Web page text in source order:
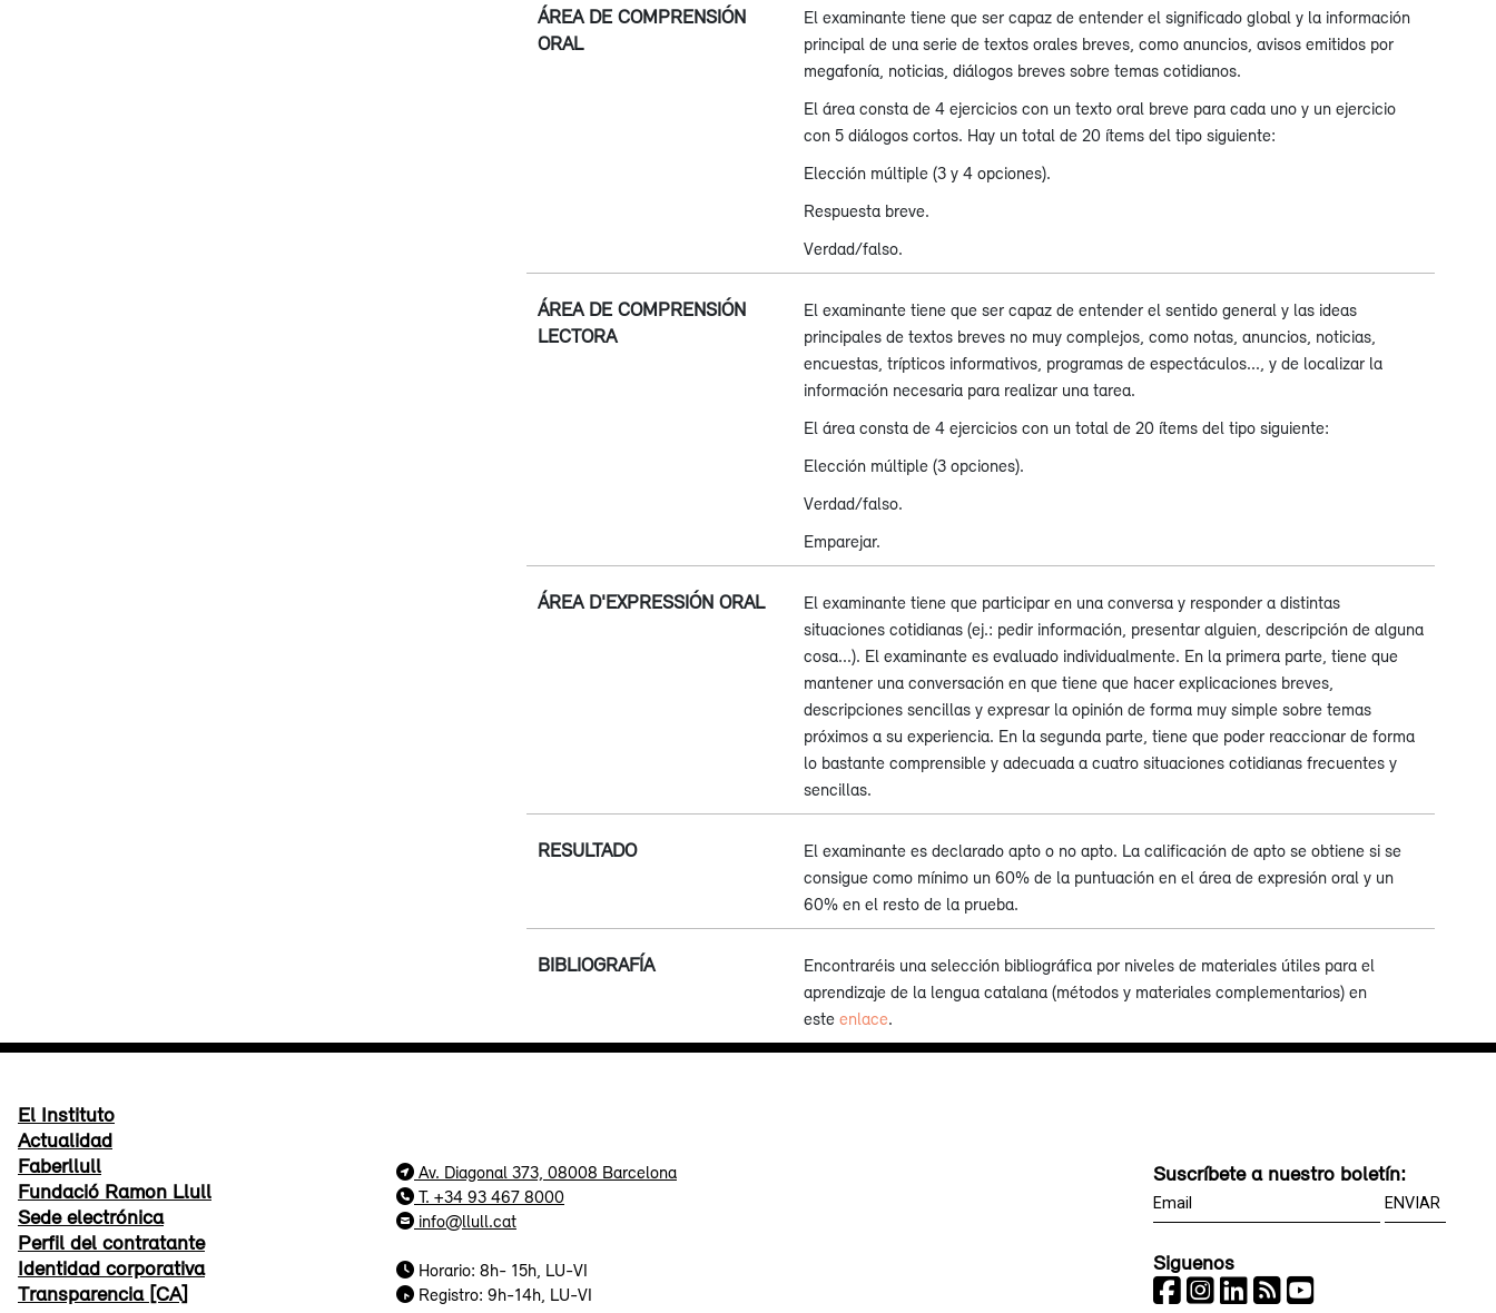
ÁREA DE COMPRENSIÓN
ORAL
El examinante tiene que ser capaz de entender el significado global y la información
principal de una serie de textos orales breves, como anuncios, avisos emitidos por
megafonía, noticias, diálogos breves sobre temas cotidianos.
El área consta de 4 ejercicios con un texto oral breve para cada uno y un ejercicio
con 5 diálogos cortos. Hay un total de 20 ítems del tipo siguiente:
Elección múltiple (3 y 4 opciones).
Respuesta breve.
Verdad/falso.
ÁREA DE COMPRENSIÓN
LECTORA
El examinante tiene que ser capaz de entender el sentido general y las ideas
principales de textos breves no muy complejos, como notas, anuncios, noticias,
encuestas, trípticos informativos, programas de espectáculos..., y de localizar la
información necesaria para realizar una tarea.
El área consta de 4 ejercicios con un total de 20 ítems del tipo siguiente:
Elección múltiple (3 opciones).
Verdad/falso.
Emparejar.
ÁREA D'EXPRESSIÓN ORAL
El examinante tiene que participar en una conversa y responder a distintas
situaciones cotidianas (ej.: pedir información, presentar alguien, descripción de alguna
cosa...). El examinante es evaluado individualmente. En la primera parte, tiene que
mantener una conversación en que tiene que hacer explicaciones breves,
descripciones sencillas y expresar la opinión de forma muy simple sobre temas
próximos a su experiencia. En la segunda parte, tiene que poder reaccionar de forma
lo bastante comprensible y adecuada a cuatro situaciones cotidianas frecuentes y
sencillas.
RESULTADO
El examinante es declarado apto o no apto. La calificación de apto se obtiene si se
consigue como mínimo un 60% de la puntuación en el área de expresión oral y un
60% en el resto de la prueba.
BIBLIOGRAFÍA
Encontraréis una selección bibliográfica por niveles de materiales útiles para el
aprendizaje de la lengua catalana (métodos y materiales complementarios) en
este enlace.
El Instituto
Actualidad
Faberllull
Fundació Ramon Llull
Sede electrónica
Perfil del contratante
Identidad corporativa
Transparencia [CA]
Av. Diagonal 373, 08008 Barcelona
T. +34 93 467 8000
info@llull.cat
Horario: 8h- 15h, LU-VI
Registro: 9h-14h, LU-VI
Suscríbete a nuestro boletín:
Siguenos